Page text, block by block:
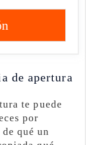
de apertura
te puede
por
qué un